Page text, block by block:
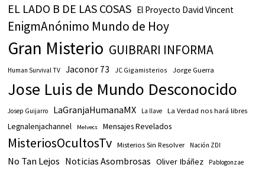
EL LADO B DE LAS COSAS El Proyecto David Vincent
EnigmAnónimo Mundo de Hoy
Gran Misterio GUIBRARI INFORMA
Human Survival TV Jaconor 73 JC Gigamisterios Jorge Guerra
Jose Luis de Mundo Desconocido
Josep Guijarro LaGranjaHumanaMX La llave La Verdad nos hará libres
Legnalenjachannel Melvecs Mensajes Revelados
MisteriosOcultosTv Misterios Sin Resolver Nación ZDI
No Tan Lejos Noticias Asombrosas Oliver Ibáñez Pablogonzae